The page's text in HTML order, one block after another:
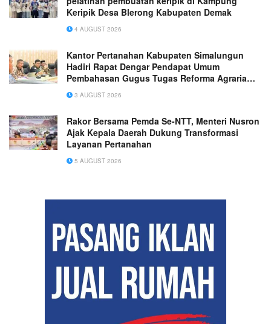
Keripik Desa Blerong Kabupaten Demak
4 AUGUST 2026
Kantor Pertanahan Kabupaten Simalungun
Hadiri Rapat Dengar Pendapat Umum
Pembahasan Gugus Tugas Reforma Agraria
Tahun 2026
3 AUGUST 2026
Rakor Bersama Pemda Se-NTT, Menteri Nusron
Ajak Kepala Daerah Dukung Transformasi
Layanan Pertanahan
5 AUGUST 2026